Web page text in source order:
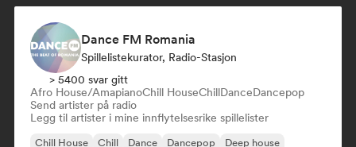
Dance FM Romania
Spillelistekurator, Radio-Stasjon
> 5400 svar gitt
Afro House/AmapianoChill HouseChillDanceDancepop
Send artister på radio
Legg til artister i mine innflytelsesrike spillelister
Chill House Chill Dance Dancepop
Deep house